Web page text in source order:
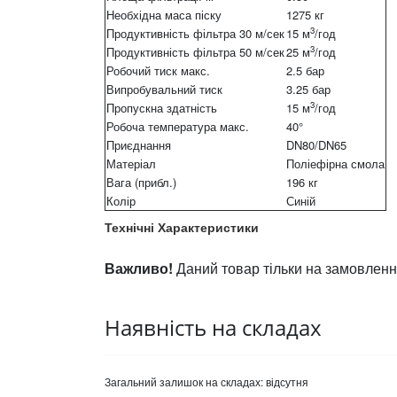
Технічні Характеристики
Необхідна маса піску
1275 кг
Продуктивність фільтра 30 м/сек15 м3/год
Продуктивність фільтра 50 м/сек25 м3/год
Робочий тиск макс.
2.5 бар
Випробувальний тиск
3.25 бар
Пропускна здатність
15 м3/год
Робоча температура макс.
40°
Приєднання
DN80/DN65
Матеріал
Поліефірна смола
Вага (прибл.)
196 кг
Колір
Синій
Важливо! Даний товар тільки на
Наявність на складах
Загальний залишок на складах:відсутня